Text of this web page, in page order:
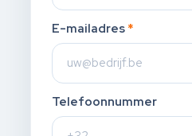
E-mailadres *
Telefoonnummer